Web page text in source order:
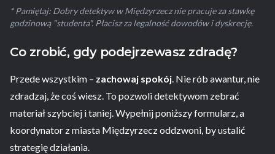
* Pamiętaj: Dobry detektyw w Międzyrzecz nie pracuje za stawkę
godzinową "studenta". Płacisz za legalność dowodów i dyskrecję.
Co zrobić, gdy podejrzewasz zdradę?
Przede wszystkim – zachowaj spokój. Nie rób awantur, nie
zdradzaj, że coś wiesz. To pozwoli detektywom zebrać
materiał szybciej i taniej. Wypełnij poniższy formularz, a
koordynator z miasta Międzyrzecz oddzwoni, by ustalić
strategię działania.